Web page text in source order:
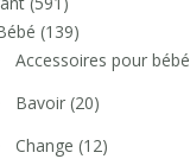
(139)
Accessoires pour bébé
Bavoir (20)
Change (12)